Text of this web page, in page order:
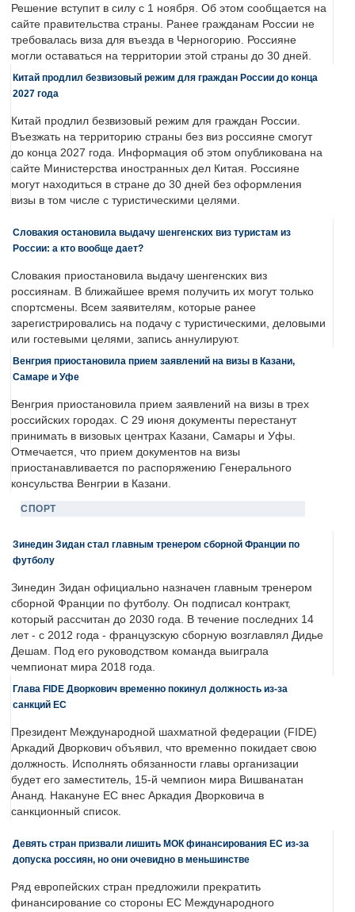
Решение вступит в силу с 1 ноября. Об этом сообщается на
сайте правительства страны. Ранее гражданам России не
требовалась виза для въезда в Черногорию. Россияне
могли оставаться на территории этой страны до 30 дней.
Китай продлил безвизовый режим для граждан России до конца
2027 года
Китай продлил безвизовый режим для граждан России.
Въезжать на территорию страны без виз россияне смогут
до конца 2027 года. Информация об этом опубликована на
сайте Министерства иностранных дел Китая. Россияне
могут находиться в стране до 30 дней без оформления
визы в том числе с туристическими целями.
Словакия остановила выдачу шенгенских виз туристам из
России: а кто вообще дает?
Словакия приостановила выдачу шенгенских виз
россиянам. В ближайшее время получить их могут только
спортсмены. Всем заявителям, которые ранее
зарегистрировались на подачу с туристическими, деловыми
или гостевыми целями, запись аннулируют.
Венгрия приостановила прием заявлений на визы в Казани,
Самаре и Уфе
Венгрия приостановила прием заявлений на визы в трех
российских городах. С 29 июня документы перестанут
принимать в визовых центрах Казани, Самары и Уфы.
Отмечается, что прием документов на визы
приостанавливается по распоряжению Генерального
консульства Венгрии в Казани.
СПОРТ
Зинедин Зидан стал главным тренером сборной Франции по
футболу
Зинедин Зидан официально назначен главным тренером
сборной Франции по футболу. Он подписал контракт,
который рассчитан до 2030 года. В течение последних 14
лет - с 2012 года - французскую сборную возглавлял Дидье
Дешам. Под его руководством команда выиграла
чемпионат мира 2018 года.
Глава FIDE Дворкович временно покинул должность из-за
санкций ЕС
Президент Международной шахматной федерации (FIDE)
Аркадий Дворкович объявил, что временно покидает свою
должность. Исполнять обязанности главы организации
будет его заместитель, 15-й чемпион мира Вишванатан
Ананд. Накануне ЕС внес Аркадия Дворковича в
санкционный список.
Девять стран призвали лишить МОК финансирования ЕС из-за
допуска россиян, но они очевидно в меньшинстве
Ряд европейских стран предложили прекратить
финансирование со стороны ЕС Международного